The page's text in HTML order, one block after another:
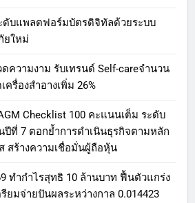
ดับแพลตฟอร์มบัตรดิจิทัลด้วยระบบ
ยใหม่
ความงาม รับเทรนด์ Self-careจำนวน
รื่องสำอางเพิ่ม 26%
Checklist 100 คะแนนเต็ม ระดับ
นปีที่ 7 ตอกย้ำการดำเนินธุรกิจตามหลัก
สร้างความเชื่อมั่นผู้ถือหุ้น
ทำกำไรสุทธิ 10 ล้านบาท ฟื้นตัวแกร่ง
ยมจ่ายปันผลระหว่างกาล 0.014423